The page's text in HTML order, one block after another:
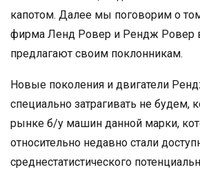
капотом. Далее мы поговорим о
фирма Ленд Ровер и Рендж Ровер в
предлагают своим поклонникам.
Новые поколения и двигатели
специально затрагивать не будем,
рынке б/у машин данной марки,
относительно недавно стали
среднестатистического